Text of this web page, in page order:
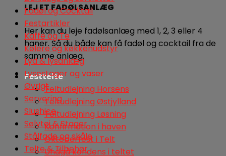
LEJ ET FADØLSANLÆG
Her kan du leje fadølsanlæg med 1, 2, 3 eller 4
haner. Så du både kan få fadøl og cocktail fra de
samme anlæg.
Festtelte
Teltudlejning Horsens
Teltudlejning Østjylland
Teltudlejning Løsning
Konfirmation i haven
Oktoberfest i Telt
Undgå kondens i teltet
Fadøl og Cocktail
Festartikler
Kaffe og Te
Kølere og køkkenudstyr
Lyd & lysanlæg
Lysestager og vaser
Øvrigt
Servering
Slushice
Sølvtøj & Stager
Stålfade og skåle
Telte & Tilbehør